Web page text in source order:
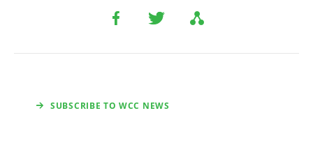
SUBSCRIBE TO WCC NEWS